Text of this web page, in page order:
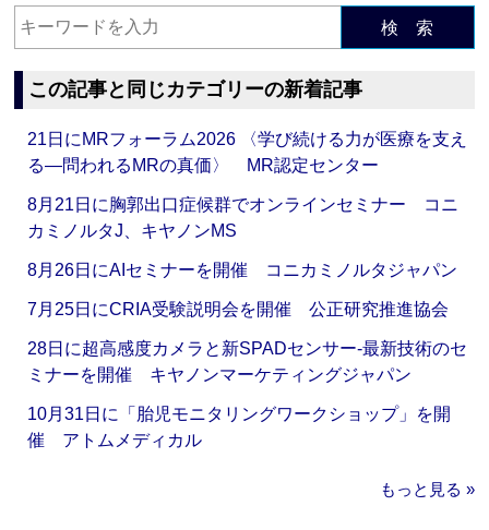
検 索
この記事と同じカテゴリーの新着記事
21日にMRフォーラム2026 〈学び続ける力が医療を支え
る―問われるMRの真価〉 MR認定センター
8月21日に胸郭出口症候群でオンラインセミナー コニ
カミノルタJ、キヤノンMS
8月26日にAIセミナーを開催 コニカミノルタジャパン
7月25日にCRIA受験説明会を開催 公正研究推進協会
28日に超高感度カメラと新SPADセンサー‐最新技術のセ
ミナーを開催 キヤノンマーケティングジャパン
10月31日に「胎児モニタリングワークショップ」を開
催 アトムメディカル
もっと見る »